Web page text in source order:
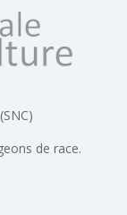
de race.